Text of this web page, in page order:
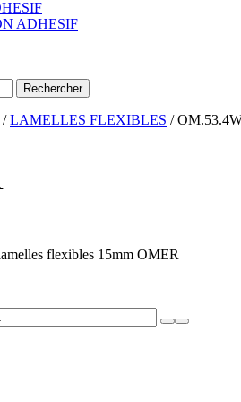
ADHESIF
/LAMELLES FLEXIBLES /
flexibles 15mm OMER